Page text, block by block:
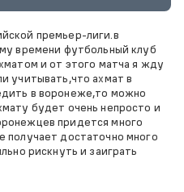
премьер-лиги.в
времени футбольный клуб
и от этого матча я жду
учитывать,что ахмат в
в воронеже,то можно
будет очень непросто и
придется много
получает достаточно много
рискнуть и заиграть